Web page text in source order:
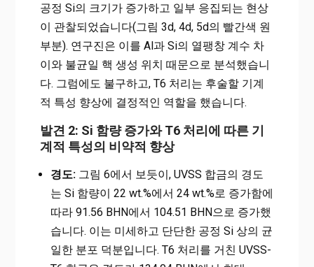
공정 Si의 크기가 증가하고 일부 응집되는 현상
이 관찰되었습니다(그림 3d, 4d, 5d의 빨간색 원
부분). 연구진은 이를 Al과 Si의 열팽창 계수 차
이와 불균일 핵 생성 위치 때문으로 분석했습니
다. 그럼에도 불구하고, T6 처리는 후술할 기계
적 특성 향상에 결정적인 역할을 했습니다.
발견 2: Si 함량 증가와 T6 처리에 따른 기
계적 특성의 비약적 향상
경도:그림 6에서 보듯이, UVSS 합금의 경도
는 Si 함량이 22 wt.%에서 24 wt.%로 증가함에
따라 91.56 BHN에서 104.51 BHN으로 증가했
습니다. 이는 미세하고 단단한 공정 Si 상의 균
일한 분포 덕분입니다. T6 처리를 거친 UVSS-